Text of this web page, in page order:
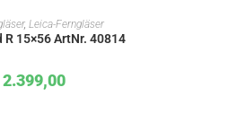
WARENKORB
, Leica-Ferngläser
R 15×56 ArtNr. 40814
2.399,00